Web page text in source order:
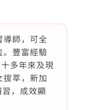
導師，可全
。豐富經驗
多年來及現
萃，新加
，成效顯